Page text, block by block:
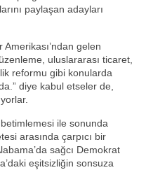
paylaşan adayları
gelen
uluslararası ticaret,
reformu gibi konularda
diye kabul etseler de,
ile sonunda
arasında çarpıcı bir
sağcı Demokrat
eşitsizliğin sonsuza